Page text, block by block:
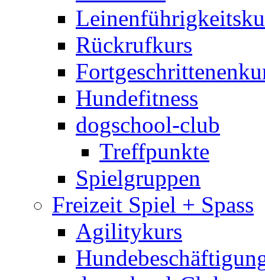
Rückrufkurs
Hundefitness
dogschool-club
Treffpunkte
Spielgruppen
Freizeit Spiel + Spass
Agilitykurs